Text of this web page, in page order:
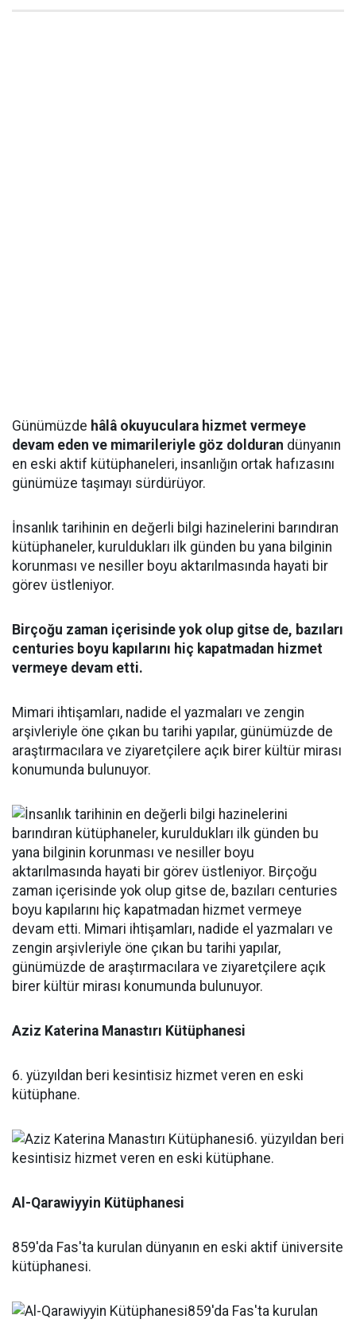
Günümüzde hâlâ okuyuculara hizmet vermeye
devam eden ve mimarileriyle göz dolduran dünyanın
en eski aktif kütüphaneleri, insanlığın ortak hafızasını
günümüze taşımayı sürdürüyor.
İnsanlık tarihinin en değerli bilgi hazinelerini barındıran
kütüphaneler, kuruldukları ilk günden bu yana bilginin
korunması ve nesiller boyu aktarılmasında hayati bir
görev üstleniyor.
Birçoğu zaman içerisinde yok olup gitse de, bazıları
centuries boyu kapılarını hiç kapatmadan hizmet
vermeye devam etti.
Mimari ihtişamları, nadide el yazmaları ve zengin
arşivleriyle öne çıkan bu tarihi yapılar, günümüzde de
araştırmacılara ve ziyaretçilere açık birer kültür mirası
konumunda bulunuyor.
Aziz Katerina Manastırı Kütüphanesi
6. yüzyıldan beri kesintisiz hizmet veren en eski
kütüphane.
Al-Qarawiyyin Kütüphanesi
859'da Fas'ta kurulan dünyanın en eski aktif üniversite
kütüphanesi.